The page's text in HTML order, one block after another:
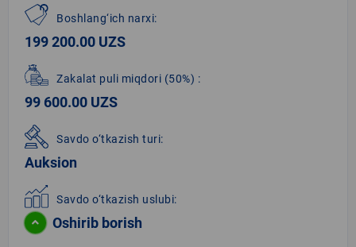
Boshlang‘ich narxi:
199 200.00 UZS
Zakalat puli miqdori (50%) :
99 600.00 UZS
Savdo o‘tkazish turi:
Auksion
Savdo o‘tkazish uslubi:
Oshirib borish